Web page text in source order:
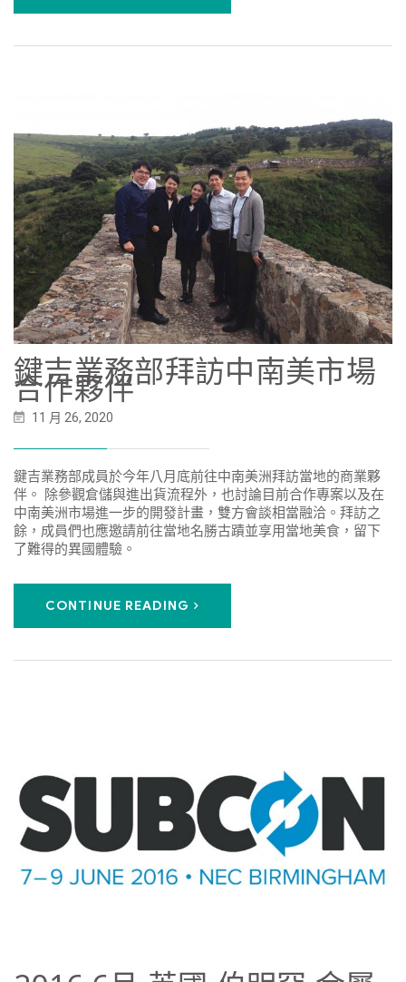
鍵吉業務部拜訪中南美市場
合作夥伴
11 月 26, 2020
鍵吉業務部成員於今年八月底前往中南美洲拜訪當地的商業夥
伴。 除參觀倉儲與進出貨流程外，也討論目前合作專案以及在
中南美洲市場進一步的開發計畫，雙方會談相當融洽。拜訪之
餘，成員們也應邀請前往當地名勝古蹟並享用當地美食，留下
了難得的異國體驗。
CONTINUE READING